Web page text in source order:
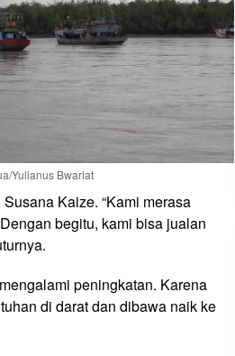
Yulianus Bwariat
Kaize. “Kami merasa
begitu, kami bisa jualan
peningkatan. Karena
di darat dan dibawa naik ke